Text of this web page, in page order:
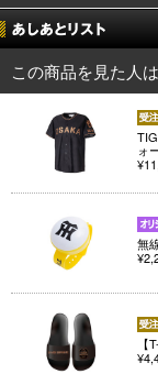
この商品を見た人
ォ
無